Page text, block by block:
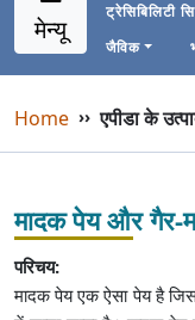
मेन्यू
Main
Main Menu
ट्रेसिबिलिटी
जैविक
Breadcrumb
Home ››एपीडा के
मादक पेय और गैर-
परिचय:
मादक पेय एक ऐसा पेय है